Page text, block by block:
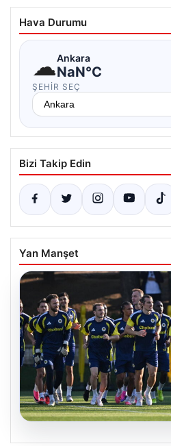
Hava Durumu
☁Ankara
NaN°C
ŞEHIR SEÇ
Bizi Takip Edin
Yan Manşet